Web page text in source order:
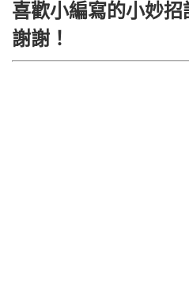
喜歡小編寫的小妙招
謝謝！